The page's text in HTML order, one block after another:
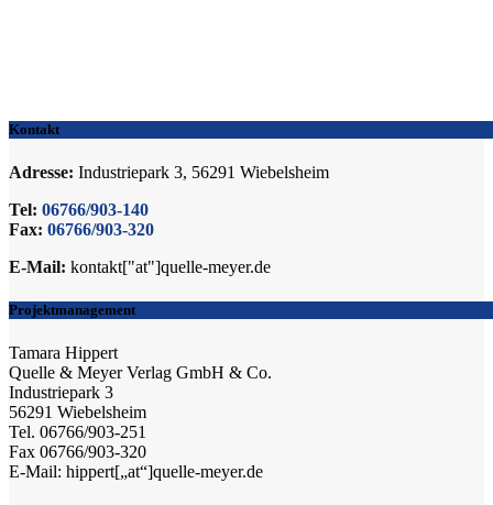
Kontakt
Adresse: Industriepark 3, 56291 Wiebelsheim
Tel: 06766/903-140
Fax: 06766/903-320
E-Mail: kontakt["at"]quelle-meyer.de
Projektmanagement
Tamara Hippert
Quelle & Meyer Verlag GmbH & Co.
Industriepark 3
56291 Wiebelsheim
Tel. 06766/903-251
Fax 06766/903-320
E-Mail: hippert[„at“]quelle-meyer.de